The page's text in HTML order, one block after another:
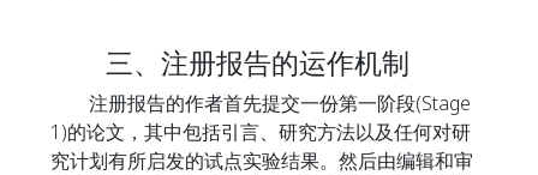
三、注册报告的运作机制
注册报告的作者首先提交一份第一阶段(Stage
1)的论文，其中包括引言、研究方法以及任何对研
究计划有所启发的试点实验结果。然后由编辑和审